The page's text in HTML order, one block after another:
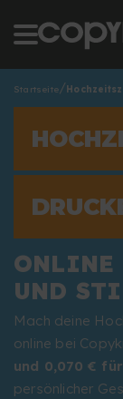
Startseite
ONLINE
UND
Mach deine
online bei
und 0,070 €
persönlicher